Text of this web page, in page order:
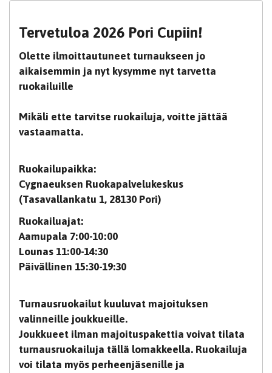
Tervetuloa 2026 Pori Cupiin!
Olette ilmoittautuneet turnaukseen jo
aikaisemmin ja nyt kysymme nyt tarvetta
ruokailuille
Mikäli ette tarvitse ruokailuja, voitte jättää
vastaamatta.
Ruokailupaikka:
Cygnaeuksen Ruokapalvelukeskus
(Tasavallankatu 1, 28130 Pori)
Ruokailuajat:
Aamupala 7:00-10:00
Lounas 11:00-14:30
Päivällinen 15:30-19:30
Turnausruokailut kuuluvat majoituksen
valinneille joukkueille.
Joukkueet ilman majoituspakettia voivat tilata
turnausruokailuja tällä lomakkeella. Ruokailuja
voi tilata myös perheenjäsenille ja